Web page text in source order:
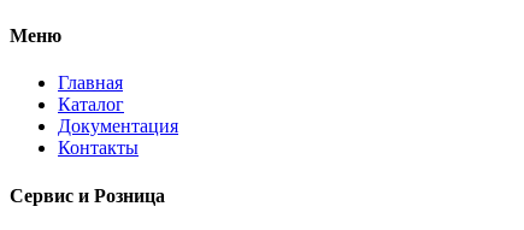
Меню
Главная
Каталог
Документация
Контакты
Сервис и Розница